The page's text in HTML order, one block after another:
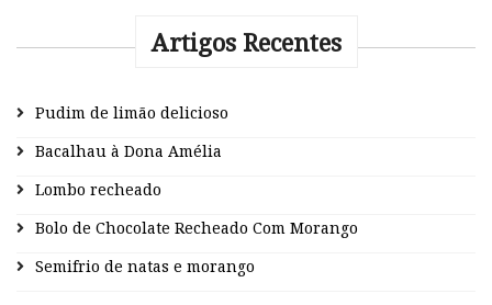
Artigos Recentes
Pudim de limão delicioso
Bacalhau à Dona Amélia
Lombo recheado
Bolo de Chocolate Recheado Com Morango
Semifrio de natas e morango